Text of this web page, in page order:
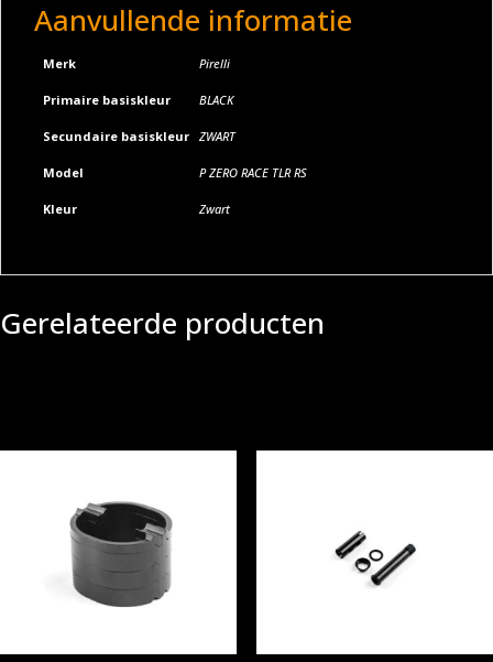
Aanvullende informatie
Merk Pirelli
Primaire basiskleur BLACK
Secundaire basiskleur ZWART
Model P ZERO RACE TLR RS
Kleur Zwart
Gerelateerde producten